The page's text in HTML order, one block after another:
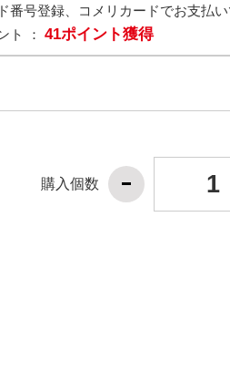
番号登録、コメリカードでお支払
ト ： 41ポイント獲得
購入個数